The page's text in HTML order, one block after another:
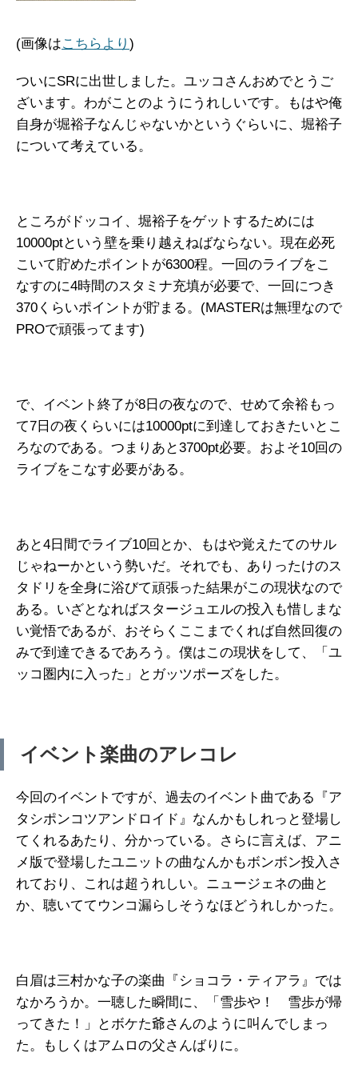
(画像はこちらより )
ついにSRに出世しました。ユッコさんおめでとうご
ざいます。わがことのようにうれしいです。もはや俺
自身が堀裕子なんじゃないかというぐらいに、堀裕子
について考えている。
ところがドッコイ、堀裕子をゲットするためには
10000ptという壁を乗り越えねばならない。現在必死
こいて貯めたポイントが6300程。一回のライブをこ
なすのに4時間のスタミナ充填が必要で、一回につき
370くらいポイントが貯まる。(MASTERは無理なので
PROで頑張ってます)
で、イベント終了が8日の夜なので、せめて余裕もっ
て7日の夜くらいには10000ptに到達しておきたいとこ
ろなのである。つまりあと3700pt必要。およそ10回の
ライブをこなす必要がある。
あと4日間でライブ10回とか、もはや覚えたてのサル
じゃねーかという勢いだ。それでも、ありったけのス
タドリを全身に浴びて頑張った結果がこの現状なので
ある。いざとなればスタージュエルの投入も惜しまな
い覚悟であるが、おそらくここまでくれば自然回復の
みで到達できるであろう。僕はこの現状をして、「ユ
ッコ圏内に入った」とガッツポーズをした。
イベント楽曲のアレコレ
今回のイベントですが、過去のイベント曲である『ア
タシポンコツアンドロイド』なんかもしれっと登場し
てくれるあたり、分かっている。さらに言えば、アニ
メ版で登場したユニットの曲なんかもボンボン投入さ
れており、これは超うれしい。ニュージェネの曲と
か、聴いててウンコ漏らしそうなほどうれしかった。
白眉は三村かな子の楽曲『ショコラ・ティアラ』では
なかろうか。一聴した瞬間に、「雪歩や！ 雪歩が帰
ってきた！」とボケた爺さんのように叫んでしまっ
た。もしくはアムロの父さんばりに。